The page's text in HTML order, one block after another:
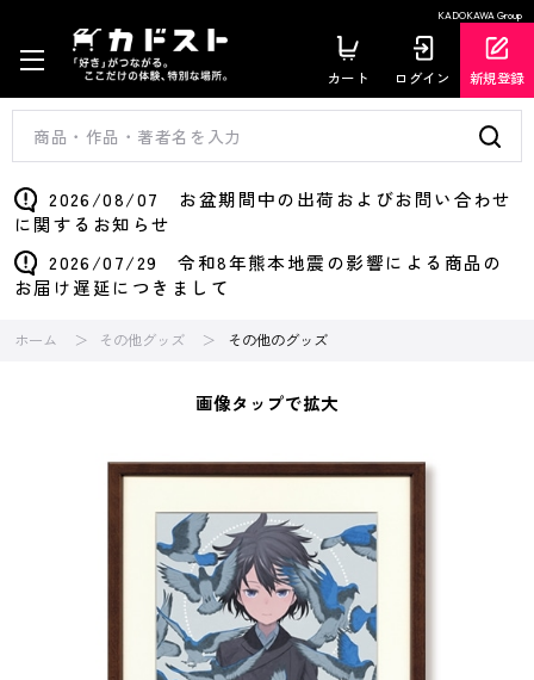
KADOKAWA Group
カート ログイン 新規登録
2026/08/07 お盆期間中の出荷およびお問い合わせ
に関するお知らせ
2026/07/29 令和8年熊本地震の影響による商品の
お届け遅延につきまして
ホーム その他グッズ その他のグッズ
画像タップで拡大